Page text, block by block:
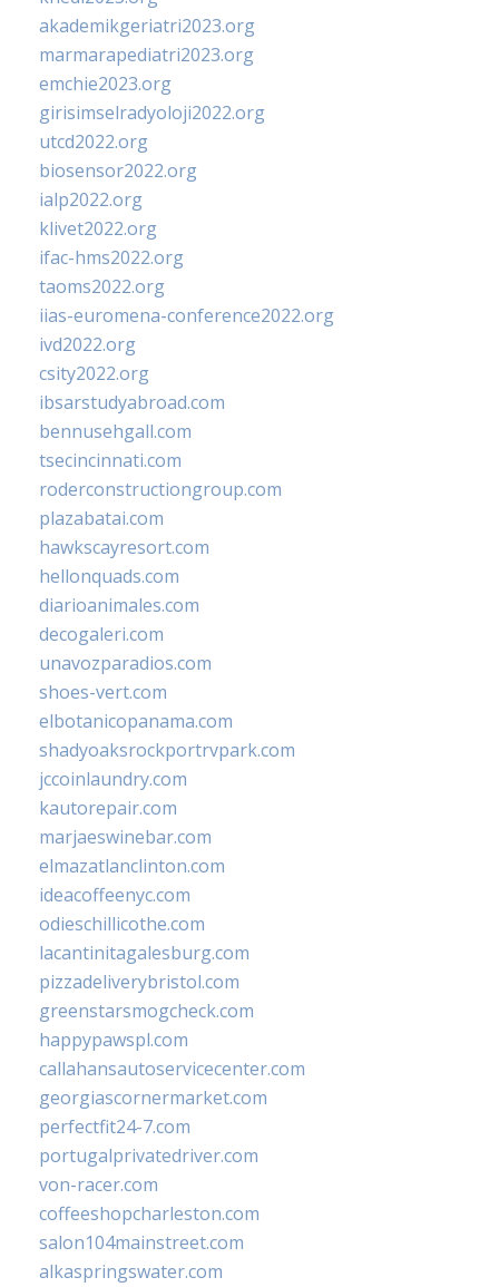
akademikgeriatri2023.org
marmarapediatri2023.org
emchie2023.org
girisimselradyoloji2022.org
utcd2022.org
biosensor2022.org
ialp2022.org
klivet2022.org
ifac-hms2022.org
taoms2022.org
iias-euromena-conference2022.org
ivd2022.org
csity2022.org
ibsarstudyabroad.com
bennusehgall.com
tsecincinnati.com
roderconstructiongroup.com
plazabatai.com
hawkscayresort.com
hellonquads.com
diarioanimales.com
decogaleri.com
unavozparadios.com
shoes-vert.com
elbotanicopanama.com
shadyoaksrockportrvpark.com
jccoinlaundry.com
kautorepair.com
marjaeswinebar.com
elmazatlanclinton.com
ideacoffeenyc.com
odieschillicothe.com
lacantinitagalesburg.com
pizzadeliverybristol.com
greenstarsmogcheck.com
happypawspl.com
callahansautoservicecenter.com
georgiascornermarket.com
perfectfit24-7.com
portugalprivatedriver.com
von-racer.com
coffeeshopcharleston.com
salon104mainstreet.com
alkaspringswater.com